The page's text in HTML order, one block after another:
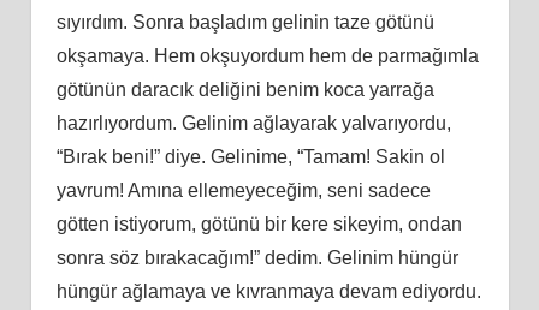
sıyırdım. Sonra başladım gelinin taze götünü
okşamaya. Hem okşuyordum hem de parmağımla
götünün daracık deliğini benim koca yarrağa
hazırlıyordum. Gelinim ağlayarak yalvarıyordu,
“Bırak beni!” diye. Gelinime, “Tamam! Sakin ol
yavrum! Amına ellemeyeceğim, seni sadece
götten istiyorum, götünü bir kere sikeyim, ondan
sonra söz bırakacağım!” dedim. Gelinim hüngür
hüngür ağlamaya ve kıvranmaya devam ediyordu.